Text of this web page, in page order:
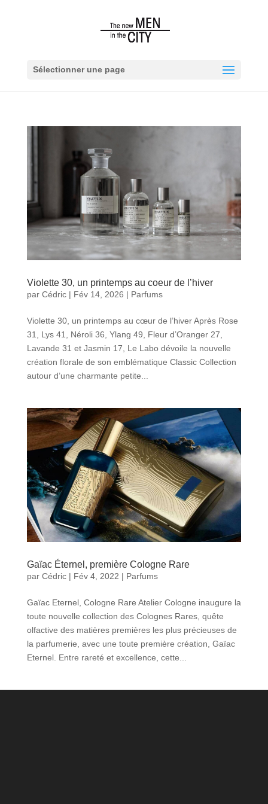
Sélectionner une page
Violette 30, un printemps au coeur de l’hiver
par Cédric| Fév 14, 2026 | Parfums
Violette 30, un printemps au cœur de l’hiver Après Rose
31, Lys 41, Néroli 36, Ylang 49, Fleur d’Oranger 27,
Lavande 31 et Jasmin 17, Le Labo dévoile la nouvelle
création florale de son emblématique Classic Collection
autour d’une charmante petite...
Gaïac Éternel, première Cologne Rare
par Cédric| Fév 4, 2022 | Parfums
Gaïac Eternel, Cologne Rare Atelier Cologne inaugure la
toute nouvelle collection des Colognes Rares, quête
olfactive des matières premières les plus précieuses de
la parfumerie, avec une toute première création, Gaïac
Eternel. Entre rareté et excellence, cette...